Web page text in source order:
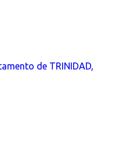
de TRINIDAD,